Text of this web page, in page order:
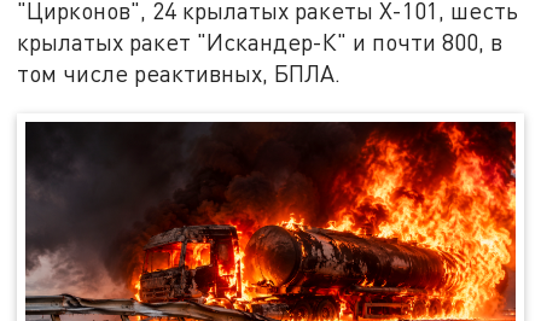
"Цирконов", 24 крылатых ракеты Х-101, шесть
крылатых ракет "Искандер-К" и почти 800, в
том числе реактивных, БПЛА.